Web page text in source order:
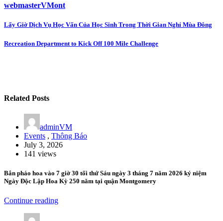
webmasterVMont
Post
navigation
Lấy Giờ Dịch Vụ Học Vấn Của Học Sinh Trong Thời Gian Nghỉ Mùa Đông
Recreation Department to Kick Off 100 Mile Challenge
Related Posts
adminVM
Events , Thông Báo
July 3, 2026
141 views
Bắn pháo hoa vào 7 giờ 30 tối thứ Sáu ngày 3 tháng 7 năm 2026 kỷ niệm
Ngày Độc Lập Hoa Kỳ 250 năm tại quận Montgomery
Continue reading